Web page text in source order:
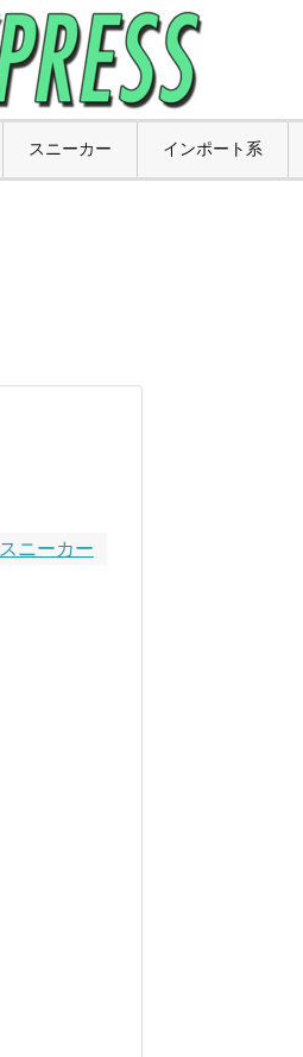
スニーカー インポート系
スニーカー